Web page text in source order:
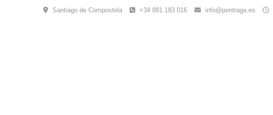
Santiago de Compostela +34 881 183 016 info@pontraga.es